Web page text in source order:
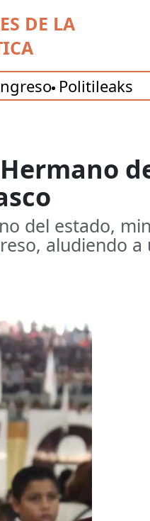
DE LA
Politileaks
del estado,
aludiendo a